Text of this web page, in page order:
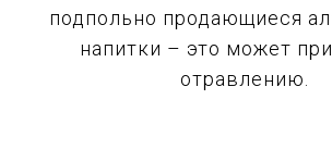
подпольно продающиеся
напитки – это может
отравлению.